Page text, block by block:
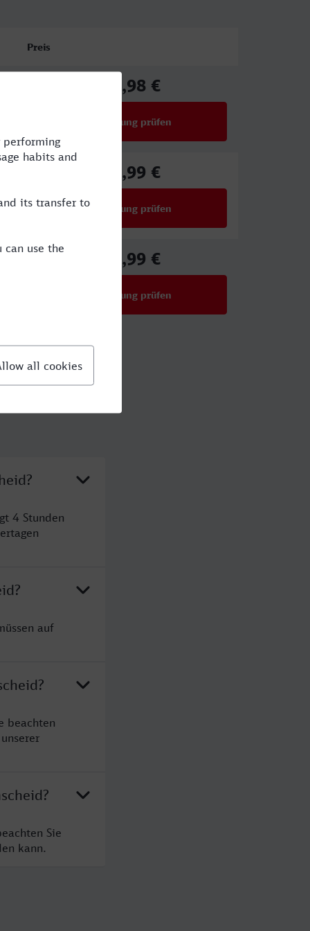
Preis
17,98 €
Verbindung prüfen
40,99 €
Verbindung prüfen
43,99 €
Verbindung prüfen
4 Stunden
auf
beachten
Sie
kann.